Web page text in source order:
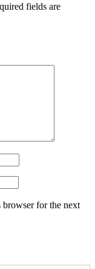
fields are
browser for the next